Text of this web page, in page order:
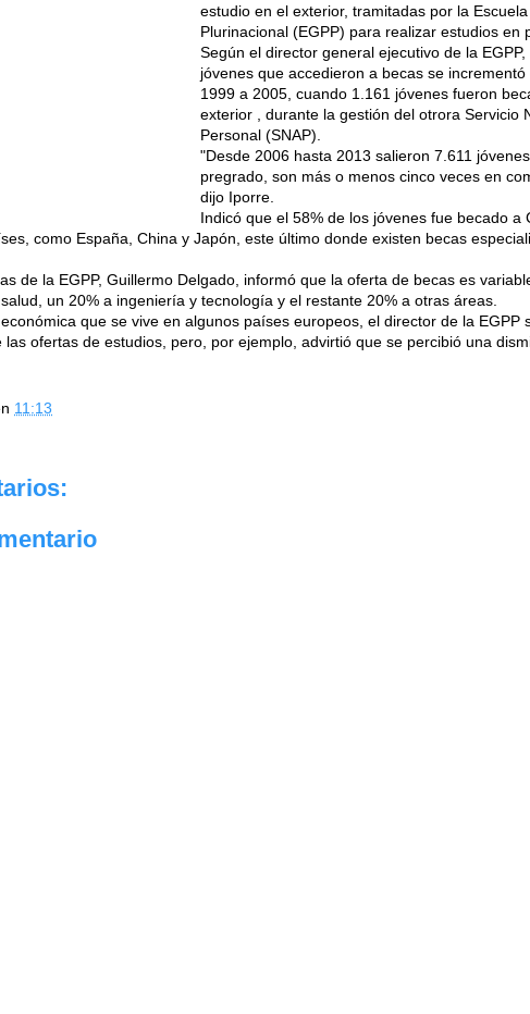
estudio en el exterior, tramitadas por la
Plurinacional (EGPP) para realizar estudios en
Según el director general ejecutivo de la
jóvenes que accedieron a becas se
1999 a 2005, cuando 1.161 jóvenes fueron
exterior , durante la gestión del otrora Servicio
Personal (SNAP).
"Desde 2006 hasta 2013 salieron 7.611
pregrado, son más o menos cinco veces en
dijo Iporre.
Indicó que el 58% de los jóvenes fue becado a
como España, China y Japón, este último donde existen becas
de la EGPP, Guillermo Delgado, informó que la oferta de becas es
un 20% a ingeniería y tecnología y el restante 20% a otras áreas.
que se vive en algunos países europeos, el director de la EGPP
las ofertas de estudios, pero, por ejemplo, advirtió que se percibió una
11:13